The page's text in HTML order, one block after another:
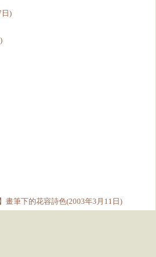
日)
畫筆下的花容詩色(2003年3月11日)